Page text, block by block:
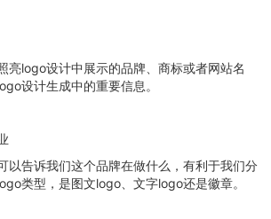
亮logo设计中展示的品牌、商标或者网站名
设计生成中的重要信息。
以告诉我们这个品牌在做什么，有利于我们分
类型，是图文logo、文字logo还是徽章。